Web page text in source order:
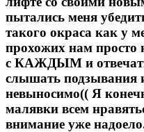
пытались меня
такого окраса как у
прохожих нам просто
с КАЖДЫМ и
слышать подзывания
невыносимо(( Я
малявки всем
внимание уже